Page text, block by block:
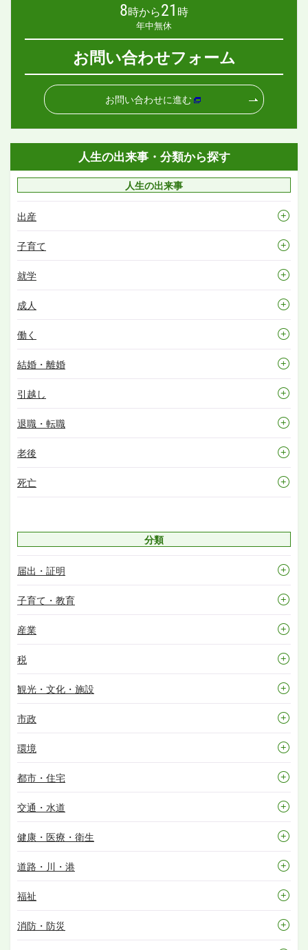
8時から21 時
年中無休
お問い合わせフォーム
お問い合わせに進む
人生の出来事・分類から探す
人生の出来事
出産
子育て
就学
成人
働く
結婚・離婚
引越し
退職・転職
老後
死亡
分類
届出・証明
子育て・教育
産業
税
観光・文化・施設
市政
環境
都市・住宅
交通・水道
健康・医療・衛生
道路・川・港
福祉
消防・防災